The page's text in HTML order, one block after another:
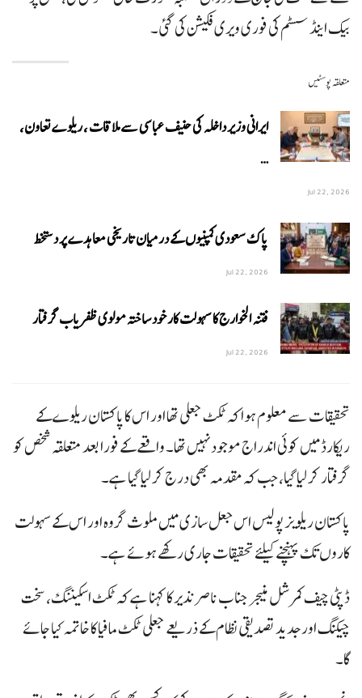
بیک اینڈ سسٹم کی فوری ویری فکیشن کی گئی۔
متعلقہ پوسٹیں
ایرانی وزیر داخلہ کی حنیف عباسی سے ملاقات ، ریلوے تعاون،
…
Jul 22, 2026
پاک سعودی کمپنیوں کے درمیان تاریخی معاہدے پر دستخط
Jul 22, 2026
فتنہ الخوارج کا سہولت کار خود ساختہ مولوی ظفریاب گرفتار
Jul 22, 2026
تحقیقات سے معلوم ہوا کہ ٹکٹ جعلی تھا اور اس کا پاکستان ریلوے کے
ریکارڈ میں کوئی اندراج موجود نہیں تھا۔ واقعے کے فورا بعد متعلقہ شخص کو
گرفتار کر لیا گیا، جب کہ مقدمہ بھی درج کر لیا گیا ہے۔
پاکستان ریلویز پولیس اس جعل سازی میں ملوث گروہ اور اس کے سہولت
کاروں تک پہنچنے کیلئے تحقیقات جاری رکھے ہوئے ہے۔
ڈپٹی چیف کمرشل منیجر جناب ناصر نذیر کا کہنا ہے کہ ٹکٹ اسکیننگ، سخت
چیکنگ اور جدید تصدیقی نظام کے ذریعے جعلی ٹکٹ مافیا کا خاتمہ کیا جائے
گا۔